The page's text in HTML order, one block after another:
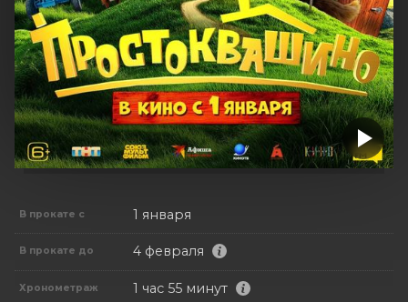
В прокате с 1 января
В прокате до 4 февраля
Хронометраж 1 час 55 минут